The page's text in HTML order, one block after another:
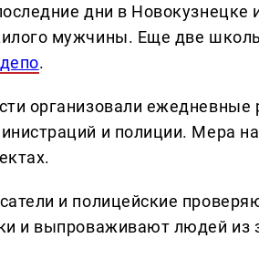
дни в Новокузнецке
мужчины. Еще две
.
организовали
и полиции. Мера
и полицейские
и выпроваживают людей из